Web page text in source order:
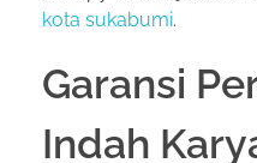
kota sukabumi.
Garansi
Indah